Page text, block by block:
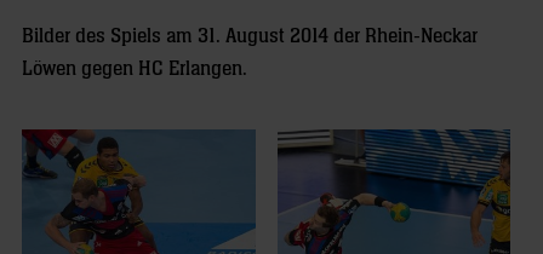
Bilder des Spiels am 31. August 2014 der Rhein-Neckar
Löwen gegen HC Erlangen.